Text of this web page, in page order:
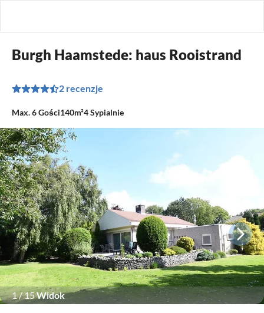
Burgh Haamstede: haus Rooistrand
2 recenzje
Max.6Gości140m²4Sypialnie
1/15Widok